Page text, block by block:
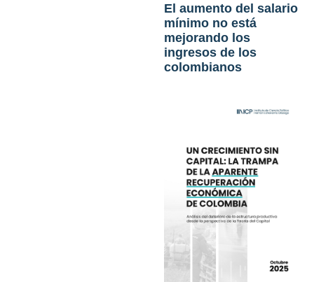
El aumento del salario
mínimo no está
mejorando los
ingresos de los
colombianos